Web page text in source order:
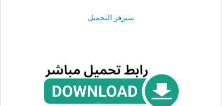
سيرفر التحميل